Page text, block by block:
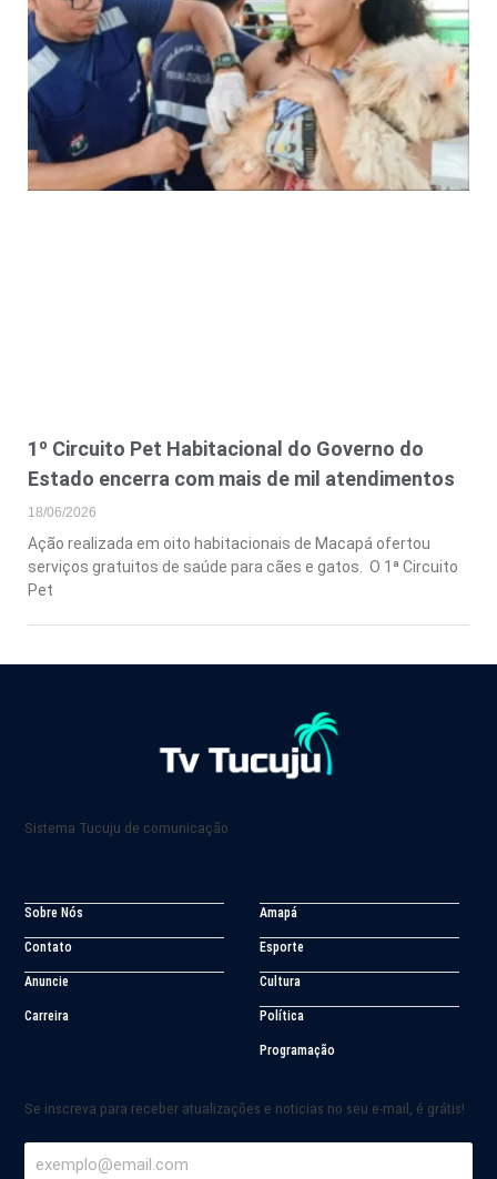
1º Circuito Pet Habitacional do Governo do
Estado encerra com mais de mil atendimentos
18/06/2026
Ação realizada em oito habitacionais de Macapá ofertou
serviços gratuitos de saúde para cães e gatos. O 1ª Circuito
Pet
Sistema Tucuju de comunicação
Sobre Nós
Contato
Anuncie
Carreira
Amapá
Esporte
Cultura
Política
Programação
Se inscreva para receber atualizações e noticias no seu e-mail, é grátis!